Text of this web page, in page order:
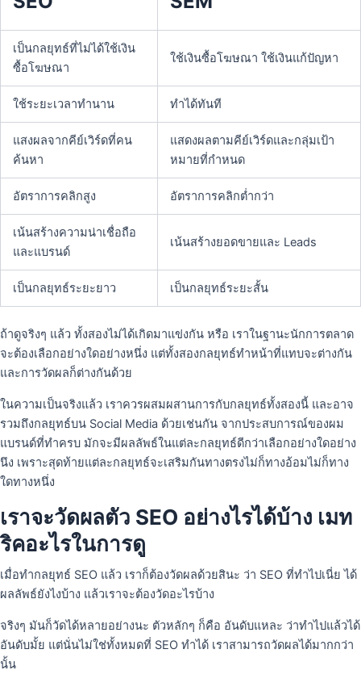
เป็นกลยุทธ์ที่ไม่ได้ใช้เงิน
ซื้อโฆษณา
ใช้เงินซื้อโฆษณา ใช้เงินแก้ปัญหา
ใช้ระยะเวลาทำนาน ทำได้ทันที
แสงผลจากคีย์เวิร์ดที่คน
ค้นหา
แสดงผลตามคีย์เวิร์ดและกลุ่มเป้า
หมายที่กำหนด
อัตราการคลิกสูง อัตราการคลิกต่ำกว่า
เน้นสร้างความน่าเชื่อถือ
และแบรนด์
เน้นสร้างยอดขายและ Leads
เป็นกลยุทธ์ระยะยาว เป็นกลยุทธ์ระยะสั้น
ถ้าดูจริงๆ แล้ว ทั้งสองไม่ได้เกิดมาแข่งกัน หรือ เราในฐานะนักการตลาด
จะต้องเลือกอย่างใดอย่างหนึ่ง แต่ทั้งสองกลยุทธ์ทำหน้าที่แทบจะต่างกัน
และการวัดผลก็ต่างกันด้วย
ในความเป็นจริงแล้ว เราควรผสมผสานการกับกลยุทธ์ทั้งสองนี้ และอาจ
รวมถึงกลยุทธ์บน Social Media ด้วยเช่นกัน จากประสบการณ์ของผม
แบรนด์ที่ทำครบ มักจะมีผลลัพธ์ในแต่ละกลยุทธ์ดีกว่าเลือกอย่างใดอย่าง
นึง เพราะสุดท้ายแต่ละกลยุทธ์จะเสริมกันทางตรงไม่ก็ทางอ้อมไม่ก็ทาง
ใดทางหนึ่ง
เราจะวัดผลตัว SEO อย่างไรได้บ้าง เมท
ริคอะไรในการดู
เมื่อทำกลยุทธ์ SEO แล้ว เราก็ต้องวัดผลด้วยสินะ ว่า SEO ที่ทำไปเนี่ย ได้
ผลลัพธ์ยังไงบ้าง แล้วเราจะต้องวัดอะไรบ้าง
จริงๆ มันก็วัดได้หลายอย่างนะ ตัวหลักๆ ก็คือ อันดับแหละ ว่าทำไปแล้วได้
อันดับมั้ย แต่นั่นไม่ใช่ทั้งหมดที่ SEO ทำได้ เราสามารถวัดผลได้มากกว่า
นั้น